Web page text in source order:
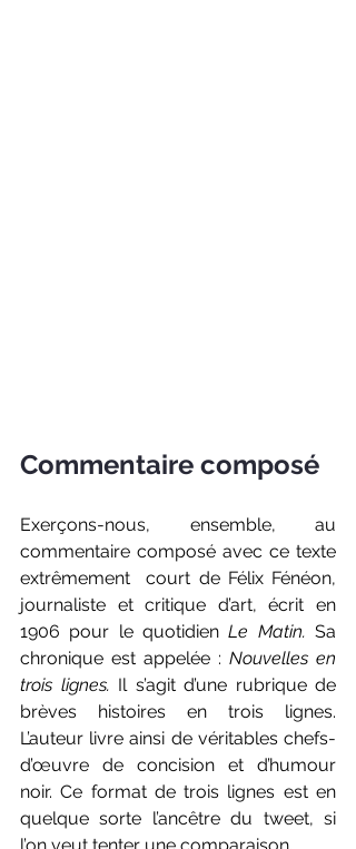
Commentaire composé
Exerçons-nous, ensemble, au
commentaire composé avec ce texte
extrêmement  court de Félix Fénéon,
journaliste et critique d’art, écrit en
1906 pour le quotidien Le Matin. Sa
chronique est appelée : Nouvelles en
trois lignes. Il s’agit d’une rubrique de
brèves histoires en trois lignes.
L’auteur livre ainsi de véritables chefs-
d’œuvre de concision et d’humour
noir. Ce format de trois lignes est en
quelque sorte l’ancêtre du tweet, si